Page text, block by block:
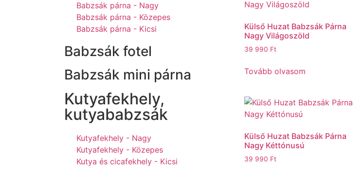
Babzsák párna - Nagy
Babzsák párna - Közepes
Babzsák párna - Kicsi
Babzsák fotel
Babzsák mini párna
Kutyafekhely,
kutyababzsák
Kutyafekhely - Nagy
Kutyafekhely - Közepes
Kutya és cicafekhely - Kicsi
Külső Huzat Babzsák Párna
Nagy Világoszöld
39 990 Ft
Tovább olvasom
Külső Huzat Babzsák Párna
Nagy Kéttónusú
39 990 Ft